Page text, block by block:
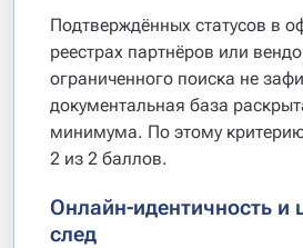
Подтверждённых статусов в
реестрах партнёров или
ограниченного поиска не
документальная база
минимума. По этому критерию
2 из 2 баллов.
Онлайн-идентичность и
след